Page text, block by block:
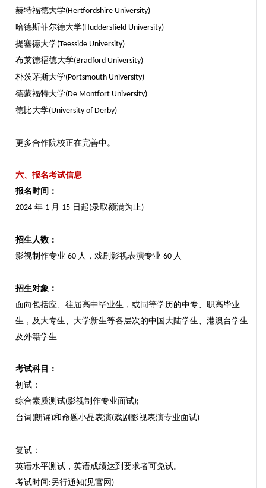
赫特福德大学(Hertfordshire University)
哈德斯菲尔德大学(Huddersfield University)
提塞德大学(Teesside University)
布莱德福德大学(Bradford University)
朴茨茅斯大学(Portsmouth University)
德蒙福特大学(De Montfort University)
德比大学(University of Derby)
更多合作院校正在完善中。
六、 报名考试信息
报名时间 ：
2024 年 1 月 15 日起(录取额满为止)
招生人数 ：
影视制作专业 60 人，戏剧影视表演专业 60 人
招生对象 ：
面向包括应、往届高中毕业生，或同等学历的中专、职高毕业
生，及大专生、大学新生等各层次的中国大陆学生、港澳台学生
及外籍学生
考试科目 ：
初试：
综合素质测试(影视制作专业面试);
台词(朗诵)和命题小品表演(戏剧影视表演专业面试)
复试：
英语水平测试，英语成绩达到要求者可免试。
考试时间: 另行通知( 见官网)